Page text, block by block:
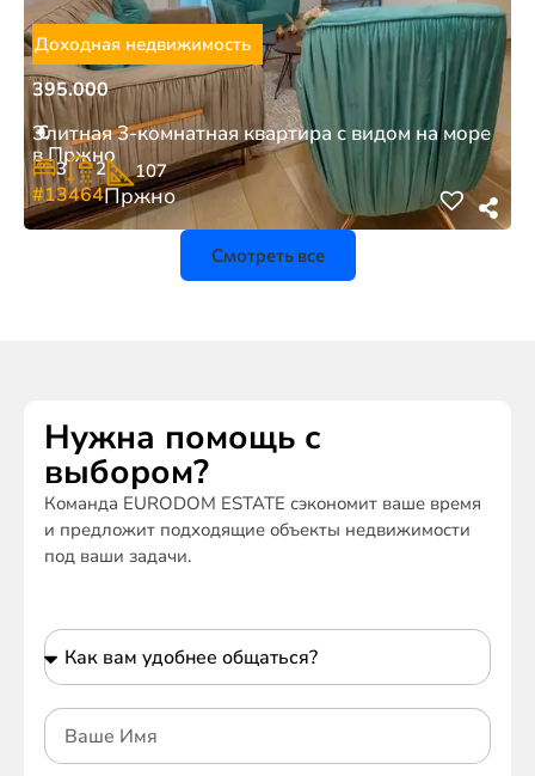
395.000
€
Элитная 3-комнатная квартира с видом на море
в Пржно
3 2 107
#13464Пржно
Доходная недвижимость
Смотреть все
Нужна помощь с
выбором?
Команда EURODOM ESTATE сэкономит ваше время
и предложит подходящие объекты недвижимости
под ваши задачи.